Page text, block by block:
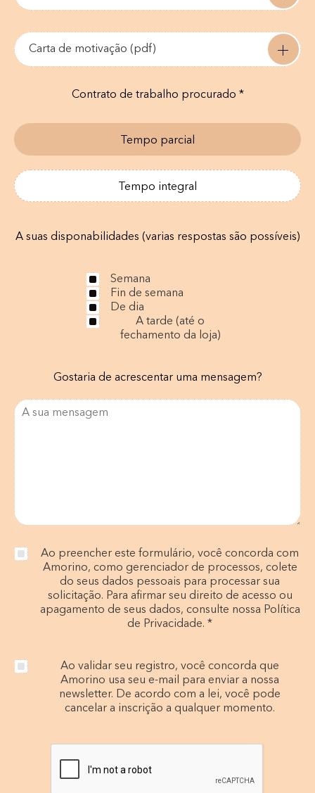
Carta de motivação (pdf)
Contrato de trabalho procurado *
Tempo parcial
Tempo integral
A suas disponabilidades (varias respostas são possíveis)
Semana
Fin de semana
De dia
A tarde (até o
fechamento da loja)
Gostaria de acrescentar uma mensagem?
Ao preencher este formulário, você concorda com
Amorino, como gerenciador de processos, colete
do seus dados pessoais para processar sua
solicitação. Para afirmar seu direito de acesso ou
apagamento de seus dados, consulte nossa Política
de Privacidade. *
Ao validar seu registro, você concorda que
Amorino usa seu e-mail para enviar a nossa
newsletter. De acordo com a lei, você pode
cancelar a inscrição a qualquer momento.